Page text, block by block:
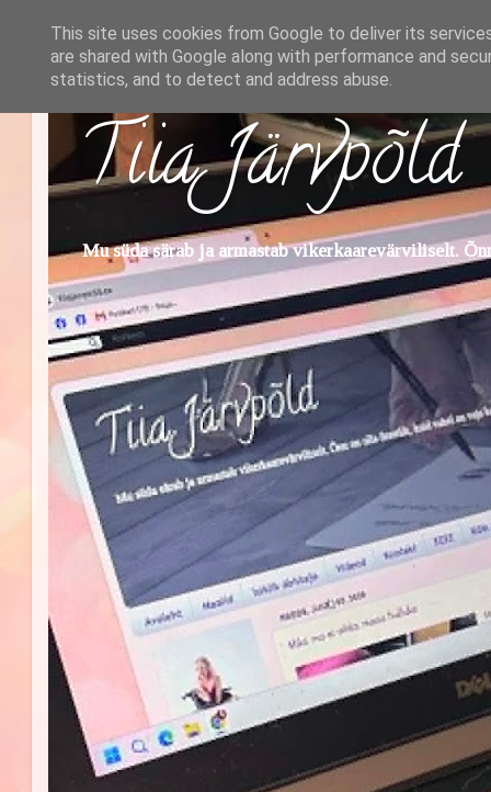
Tiia Järvpõld
Mu süda särab ja armastab vikerkaarevärviliselt.
This site uses cookies from Google to deliver its
are shared with Google along with performance and
statistics, and to detect and address abuse.